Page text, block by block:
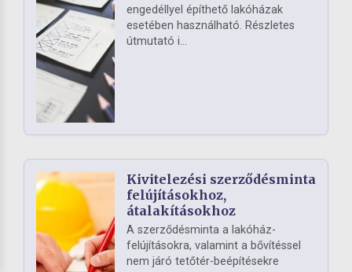
engedéllyel építhető lakóházak
esetében használható. Részletes
útmutató i...
Kivitelezési szerződésminta
felújításokhoz,
átalakításokhoz
A szerződésminta a lakóház-
felújításokra, valamint a bővítéssel
nem járó tetőtér-beépítésekre